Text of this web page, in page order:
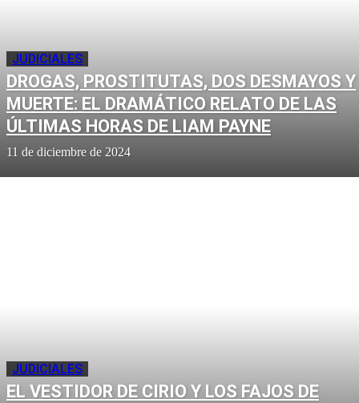
JUDICIALES
DROGAS, PROSTITUTAS, DOS DESMAYOS Y
MUERTE: EL DRAMÁTICO RELATO DE LAS
ÚLTIMAS HORAS DE LIAM PAYNE
11 de diciembre de 2024
JUDICIALES
EL VESTIDOR DE CIRIO Y LOS FAJOS DE